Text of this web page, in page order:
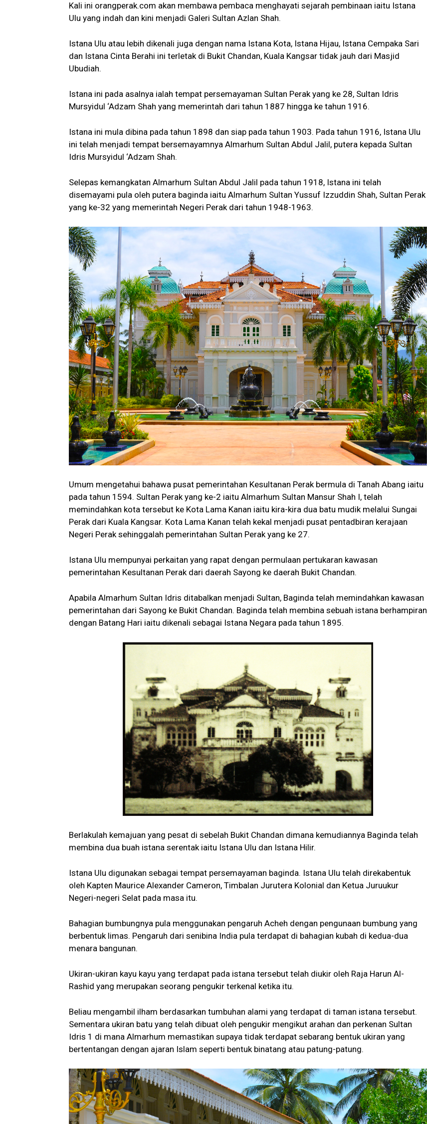
Kali ini orangperak.com akan membawa pembaca menghayati sejarah pembinaan iaitu Istana
Ulu yang indah dan kini menjadi Galeri Sultan Azlan Shah.
Istana Ulu atau lebih dikenali juga dengan nama Istana Kota, Istana Hijau, Istana Cempaka Sari
dan Istana Cinta Berahi ini terletak di Bukit Chandan, Kuala Kangsar tidak jauh dari Masjid
Ubudiah.
Istana ini pada asalnya ialah tempat persemayaman Sultan Perak yang ke 28, Sultan Idris
Mursyidul ‘Adzam Shah yang memerintah dari tahun 1887 hingga ke tahun 1916.
Istana ini mula dibina pada tahun 1898 dan siap pada tahun 1903. Pada tahun 1916, Istana Ulu
ini telah menjadi tempat bersemayamnya Almarhum Sultan Abdul Jalil, putera kepada Sultan
Idris Mursyidul ‘Adzam Shah.
Selepas kemangkatan Almarhum Sultan Abdul Jalil pada tahun 1918, Istana ini telah
disemayami pula oleh putera baginda iaitu Almarhum Sultan Yussuf Izzuddin Shah, Sultan Perak
yang ke-32 yang memerintah Negeri Perak dari tahun 1948-1963.
Umum mengetahui bahawa pusat pemerintahan Kesultanan Perak bermula di Tanah Abang iaitu
pada tahun 1594. Sultan Perak yang ke-2 iaitu Almarhum Sultan Mansur Shah I, telah
memindahkan kota tersebut ke Kota Lama Kanan iaitu kira-kira dua batu mudik melalui Sungai
Perak dari Kuala Kangsar. Kota Lama Kanan telah kekal menjadi pusat pentadbiran kerajaan
Negeri Perak sehinggalah pemerintahan Sultan Perak yang ke 27.
Istana Ulu mempunyai perkaitan yang rapat dengan permulaan pertukaran kawasan
pemerintahan Kesultanan Perak dari daerah Sayong ke daerah Bukit Chandan.
Apabila Almarhum Sultan Idris ditabalkan menjadi Sultan, Baginda telah memindahkan kawasan
pemerintahan dari Sayong ke Bukit Chandan. Baginda telah membina sebuah istana berhampiran
dengan Batang Hari iaitu dikenali sebagai Istana Negara pada tahun 1895.
Berlakulah kemajuan yang pesat di sebelah Bukit Chandan dimana kemudiannya Baginda telah
membina dua buah istana serentak iaitu Istana Ulu dan Istana Hilir.
Istana Ulu digunakan sebagai tempat persemayaman baginda. Istana Ulu telah direkabentuk
oleh Kapten Maurice Alexander Cameron, Timbalan Jurutera Kolonial dan Ketua Juruukur
Negeri-negeri Selat pada masa itu.
Bahagian bumbungnya pula menggunakan pengaruh Acheh dengan pengunaan bumbung yang
berbentuk limas. Pengaruh dari senibina India pula terdapat di bahagian kubah di kedua-dua
menara bangunan.
Ukiran-ukiran kayu kayu yang terdapat pada istana tersebut telah diukir oleh Raja Harun Al-
Rashid yang merupakan seorang pengukir terkenal ketika itu.
Beliau mengambil ilham berdasarkan tumbuhan alami yang terdapat di taman istana tersebut.
Sementara ukiran batu yang telah dibuat oleh pengukir mengikut arahan dan perkenan Sultan
Idris 1 di mana Almarhum memastikan supaya tidak terdapat sebarang bentuk ukiran yang
bertentangan dengan ajaran Islam seperti bentuk binatang atau patung-patung.